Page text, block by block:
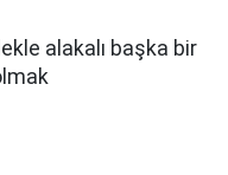
alakalı başka bir